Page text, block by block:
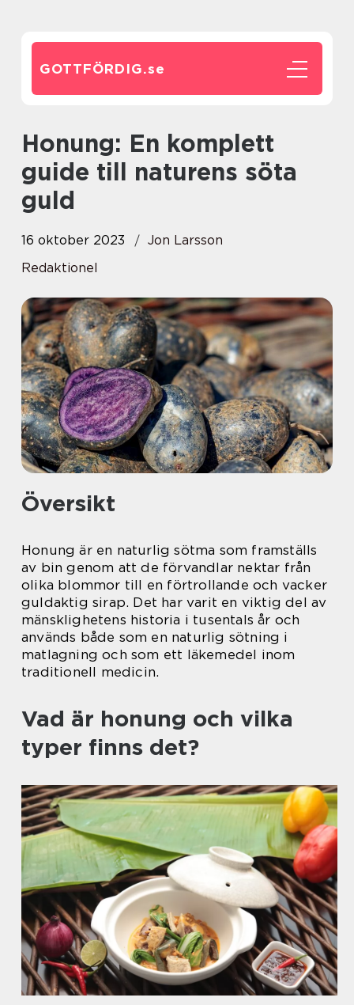
GOTTFÖRDIG.se
Honung: En komplett
guide till naturens söta
guld
16 oktober 2023
Jon Larsson
Redaktionel
Översikt
Honung är en naturlig sötma som framställs
av bin genom att de förvandlar nektar från
olika blommor till en förtrollande och vacker
guldaktig sirap. Det har varit en viktig del av
mänsklighetens historia i tusentals år och
används både som en naturlig sötning i
matlagning och som ett läkemedel inom
traditionell medicin.
Vad är honung och vilka
typer finns det?